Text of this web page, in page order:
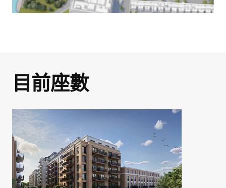
正在考慮購買新房或投資房地產，我們希
望這個系列對你有所幫助，並且鼓勵你進
請填寫資料以下載 Bekerley Portfolio
2024。
名字*
一起發掘你的房地產
我們的專業團隊提供全方位諮詢服務，確
保你的置業過程順利。今天請立即聯絡我
產！
名字
姓氏*
目前座數
即將完成下載程序!
在下面輸入姓名和有效電子郵件即可下載
項目相關資訊文件和指南。
姓名*